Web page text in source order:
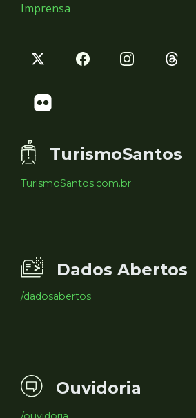
Imprensa
TurismoSantos
TurismoSantos.com.br
Dados Abertos
/dadosabertos
Ouvidoria